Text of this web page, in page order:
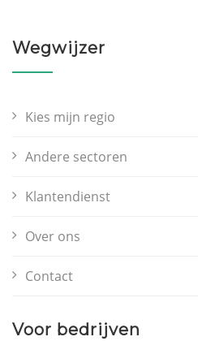
Wegwijzer
Kies mijn regio
Andere sectoren
Klantendienst
Over ons
Contact
Voor bedrijven